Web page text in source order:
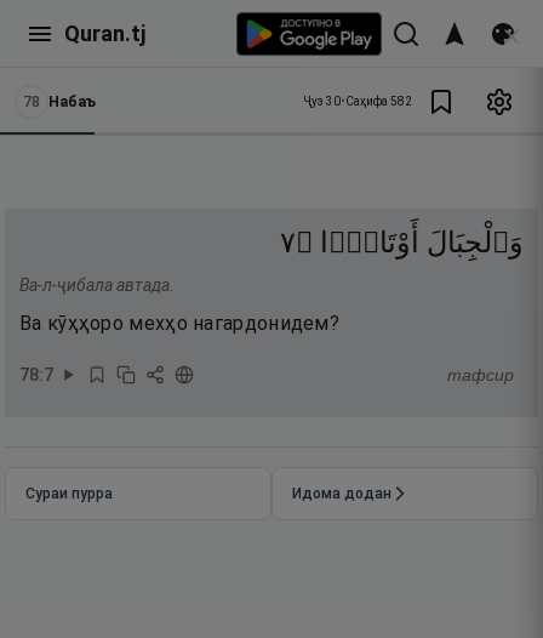
Quran.tj
78 Набаъ Ҷуз 30•Саҳифа 582
وَٱلْجِبَالَ أَوْتَادًۭا ۝٧
Ва-л-ҷибала автада.
Ва кӯҳҳоро мехҳо нагардонидем?
78:7 тафсир
Сураи пурра Идома додан